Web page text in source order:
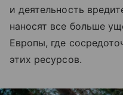
и деятельность
наносят все больше
Европы, где
этих ресурсов.